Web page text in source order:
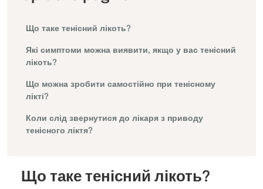
Що таке тенісний лікоть?
Які симптоми можна виявити, якщо у вас тенісний
лікоть?
Що можна зробити самостійно при тенісному
лікті?
Коли слід звернутися до лікаря з приводу
тенісного ліктя?
Що таке тенісний лікоть?